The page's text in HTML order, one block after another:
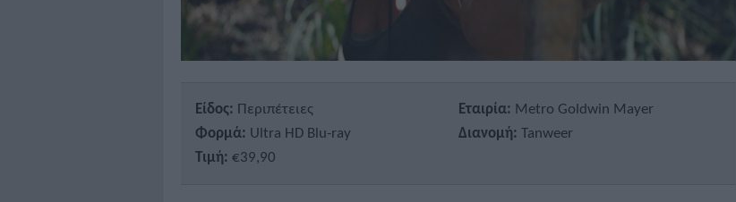
Είδος: Περιπέτειες
Φορμά: Ultra HD Blu-ray
Τιμή: €39,90
Εταιρία: Metro Goldwin Mayer
Διανομή: Tanweer